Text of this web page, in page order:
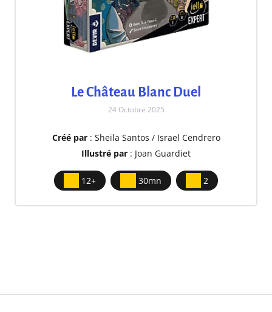
Le Château Blanc Duel
24 Octobre 2025
Créé par: Sheila Santos / Israel Cendrero
Illustré par : Joan Guardiet
12+ 30mn 2